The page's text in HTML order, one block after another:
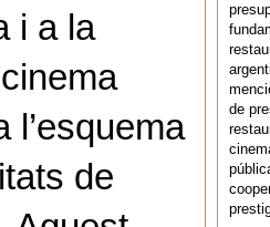
i a la
l’esquema
de
de